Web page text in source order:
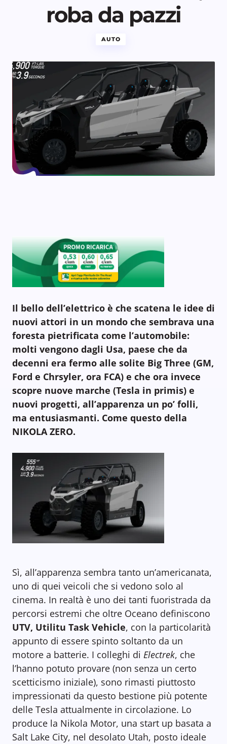
roba da pazzi
AUTO
Il bello dell’elettrico è che scatena le idee di
nuovi attori in un mondo che sembrava una
foresta pietrificata come l’automobile:
molti vengono dagli Usa, paese che da
decenni era fermo alle solite Big Three (GM,
Ford e Chrsyler, ora FCA) e che ora invece
scopre nuove marche (Tesla in primis) e
nuovi progetti, all’apparenza un po’ folli,
ma entusiasmanti. Come questo della
NIKOLA ZERO.
Sì, all’apparenza sembra tanto un’americanata,
uno di quei veicoli che si vedono solo al
cinema. In realtà è uno dei tanti fuoristrada da
percorsi estremi che oltre Oceano definiscono
UTV, Utilitu Task Vehicle, con la particolarità
appunto di essere spinto soltanto da un
motore a batterie. I colleghi di Electrek, che
l’hanno potuto provare (non senza un certo
scetticismo iniziale), sono rimasti piuttosto
impressionati da questo bestione più potente
delle Tesla attualmente in circolazione. Lo
produce la Nikola Motor, una start up basata a
Salt Lake City, nel desolato Utah, posto ideale